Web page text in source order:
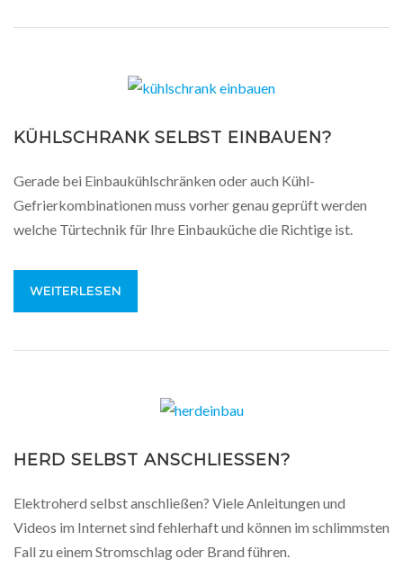
KÜHLSCHRANK SELBST EINBAUEN?
Gerade bei Einbaukühlschränken oder auch Kühl-
Gefrierkombinationen muss vorher genau geprüft werden
welche Türtechnik für Ihre Einbauküche die Richtige ist.
WEITERLESEN
HERD SELBST ANSCHLIESSEN?
Elektroherd selbst anschließen? Viele Anleitungen und
Videos im Internet sind fehlerhaft und können im schlimmsten
Fall zu einem Stromschlag oder Brand führen.